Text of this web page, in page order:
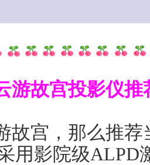
游故宫投影仪推
故宫，那么推荐
用影院级